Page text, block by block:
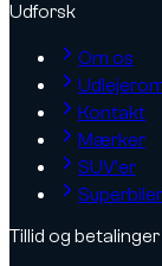
Udforsk
Om os
Kontakt
Mærker
SUV'er
Superbiler
Tillid og betalinger